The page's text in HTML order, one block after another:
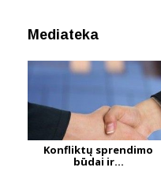
Mediateka
Konfliktų sprendimo
būdai ir...